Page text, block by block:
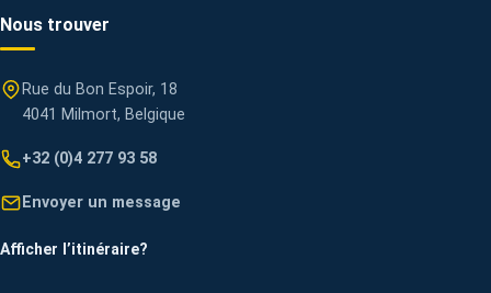
Nous trouver
Rue du Bon Espoir, 18
4041 Milmort, Belgique
+32 (0)4 277 93 58
Envoyer un message
Afficher l’itinéraire?